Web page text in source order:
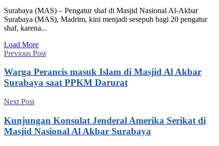
Surabaya (MAS) – Pengatur shaf di Masjid Nasional Al-Akbar
Surabaya (MAS), Madrim, kini menjadi sesepuh bagi 20 pengatur
shaf, karena...
Load More
Previous Post
Warga Perancis masuk Islam di Masjid Al Akbar
Surabaya saat PPKM Darurat
Next Post
Kunjungan Konsulat Jenderal Amerika Serikat di
Masjid Nasional Al Akbar Surabaya